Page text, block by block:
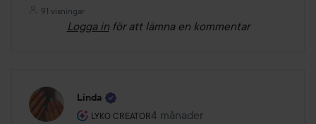
91 visningar
Logga in för att lämna en kommentar
Linda
LYKO CREATOR
Användarens roll: Lyko Creator.
4 månader
Inlägget skapades 4 månader